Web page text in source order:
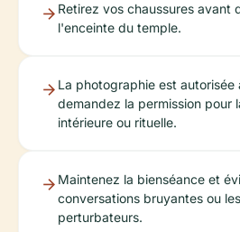
Retirez vos chaussures avant
l'enceinte du temple.
La photographie est autorisée
demandez la permission pour
intérieure ou rituelle.
Maintenez la bienséance et
conversations bruyantes ou
perturbateurs.